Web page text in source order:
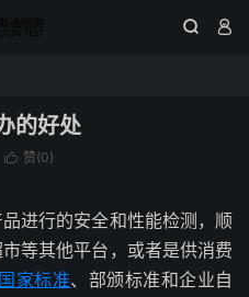
 
的好处
 赞(0)
进行的安全和性能检测，顺
等其他平台，或者是供消费
国家标准、部颁标准和企业自